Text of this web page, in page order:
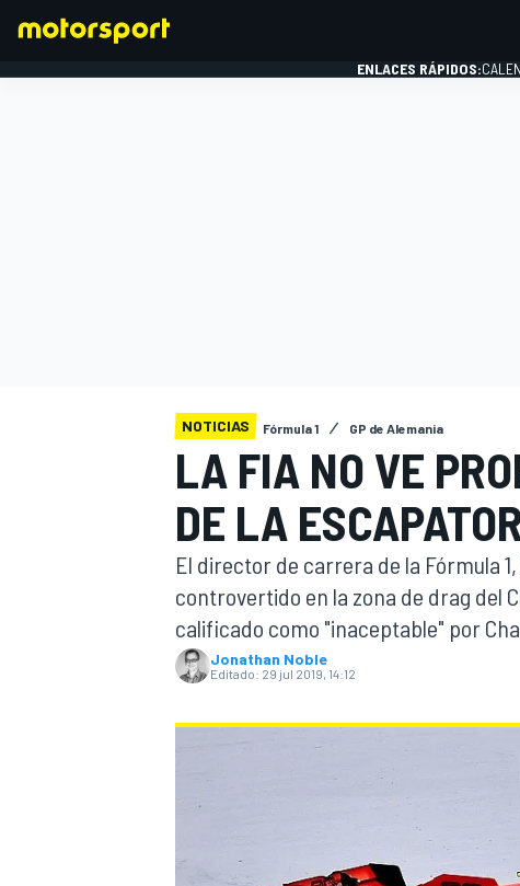
INDYCAR
ENLACES RÁPIDOS:
NOTICIAS Fórmula 1 GP de Alemania
LA FIA NO VE
DE LA
El director de carrera de la Fórmula
controvertido en la zona de drag del
calificado como "inaceptable" por
Jonathan Noble
Editado: 29 jul 2019, 14:12